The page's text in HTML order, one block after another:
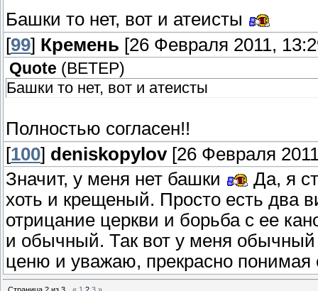
Башки то нет, вот и атеисты
[99] Кремень [26 Февраля 2011,
Quote ( ВЕТЕР)
Башки то нет, вот и атеисты
Полностью согласен!!
[100] deniskopylov[26 Февраля
Значит, у меня нет башки
Да, я
хоть и крещеный. Просто есть два
отрицание церкви и борьба с ее
и обычный. Так вот у меня обычный
ценю и уважаю, прекрасно